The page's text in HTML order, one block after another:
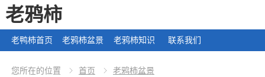
老鸦柿
老鸭柿首页 老鸦柿盆景 老鸦柿知识 联系我们
您所在的位置 首页 老鸦柿盆景